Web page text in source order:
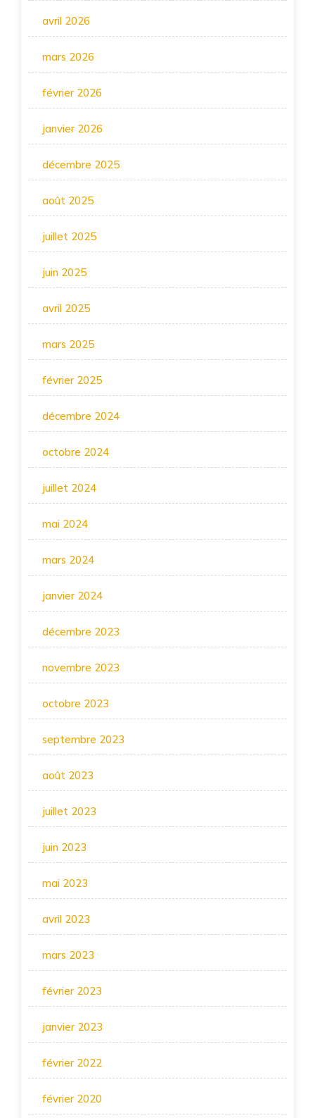
avril 2026
mars 2026
février 2026
janvier 2026
décembre 2025
août 2025
juillet 2025
juin 2025
avril 2025
mars 2025
février 2025
décembre 2024
octobre 2024
juillet 2024
mai 2024
mars 2024
janvier 2024
décembre 2023
novembre 2023
octobre 2023
septembre 2023
août 2023
juillet 2023
juin 2023
mai 2023
avril 2023
mars 2023
février 2023
janvier 2023
février 2022
février 2020